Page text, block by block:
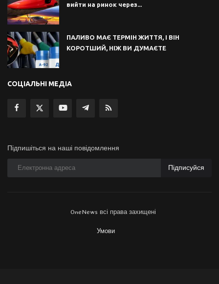
вийти на ринок через...
ПАЛИВО МАЄ ТЕРМІН ЖИТТЯ, І ВІН
КОРОТШИЙ, НІЖ ВИ ДУМАЄТЕ
СОЦІАЛЬНІ МЕДІА
Підпишіться на наші повідомлення
Підписуйся
OneNews всі права захищені
Умови